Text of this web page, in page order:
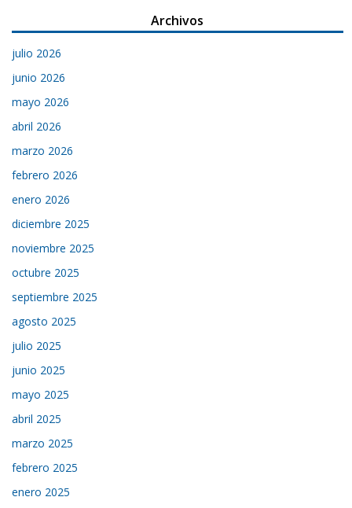
Archivos
julio 2026
junio 2026
mayo 2026
abril 2026
marzo 2026
febrero 2026
enero 2026
diciembre 2025
noviembre 2025
octubre 2025
septiembre 2025
agosto 2025
julio 2025
junio 2025
mayo 2025
abril 2025
marzo 2025
febrero 2025
enero 2025